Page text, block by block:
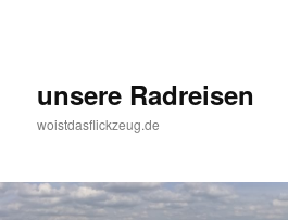
unsere Radreisen
woistdasflickzeug.de